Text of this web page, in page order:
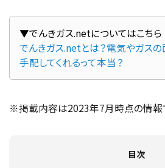
でんきガス.netとは？電気やガス
手配してくれるって本当？
※掲載内容は2023年7月時点の情報
目次